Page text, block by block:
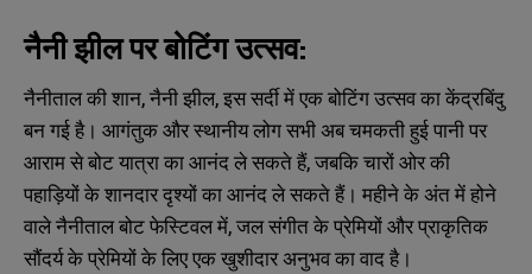
नैनी झील पर बोटिंग उत्सव:
नैनीताल की शान, नैनी झील, इस सर्दी में एक बोटिंग उत्सव का केंद्रबिंदु
बन गई है। आगंतुक और स्थानीय लोग सभी अब चमकती हुई पानी पर
आराम से बोट यात्रा का आनंद ले सकते हैं, जबकि चारों ओर की
पहाड़ियों के शानदार दृश्यों का आनंद ले सकते हैं। महीने के अंत में होने
वाले नैनीताल बोट फेस्टिवल में, जल संगीत के प्रेमियों और प्राकृतिक
सौंदर्य के प्रेमियों के लिए एक खुशीदार अनुभव का वाद है।